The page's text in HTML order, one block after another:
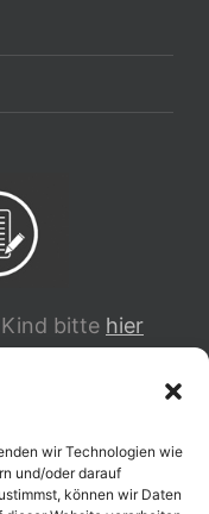
wir Technologien wie
und/oder darauf
können wir Daten
bitte hier